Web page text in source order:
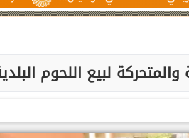
اللحوم البلدية بـ 290 جنيها